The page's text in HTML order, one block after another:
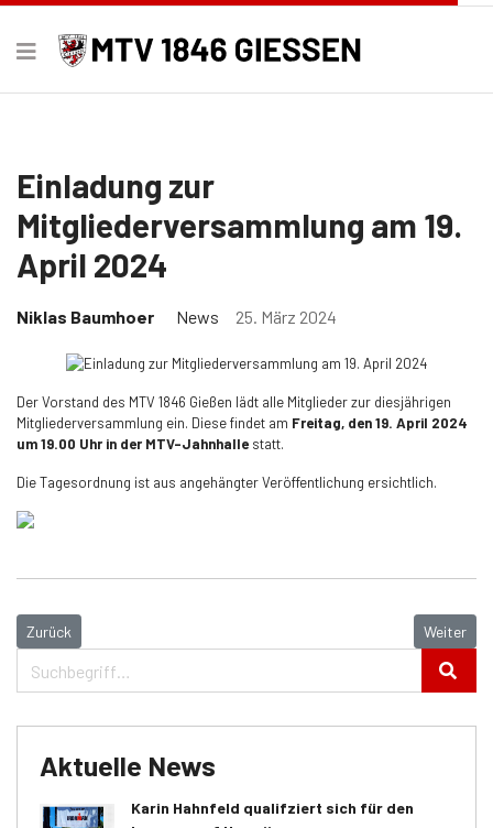
Einladung zur
Mitgliederversammlung am 19.
April 2024
Niklas Baumhoer News 25. März 2024
Der Vorstand des MTV 1846 Gießen lädt alle Mitglieder zur diesjährigen
Mitgliederversammlung ein. Diese findet am Freitag, den 19. April 2024
um19.00 Uhr in der MTV-Jahnhalle statt.
Die Tagesordnung ist aus angehängter Veröffentlichung ersichtlich.
Vorheriger Beitrag: Steigende Mitgliederzahlen beim MTV 1846 Gießen
Zurück Nächster
Weiter
Aktuelle News
Karin Hahnfeld qualifziert sich für den